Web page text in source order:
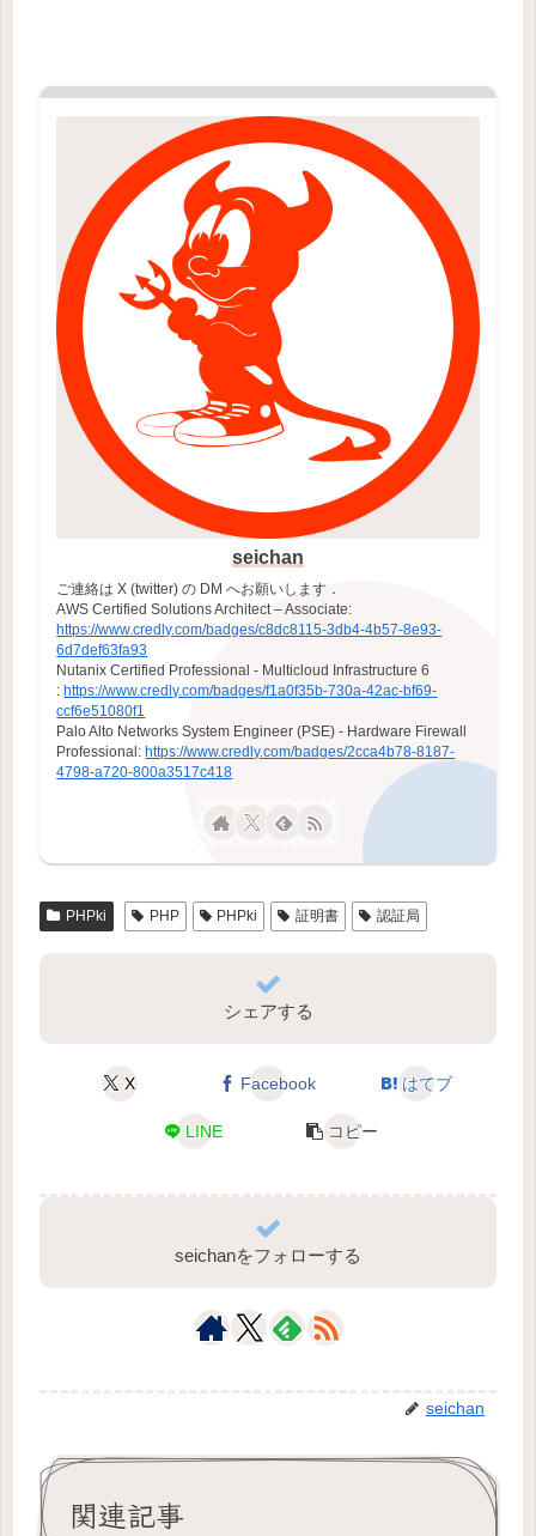
seichan
ご連絡は X (twitter) の DM へお願いします．
AWS Certified Solutions Architect – Associate:
https://www.credly.com/badges/c8dc8115-3db4-4b57-8e93-
6d7def63fa93
Nutanix Certified Professional - Multicloud Infrastructure 6
:https://www.credly.com/badges/f1a0f35b-730a-42ac-bf69-
ccf6e51080f1
Palo Alto Networks System Engineer (PSE) - Hardware Firewall
Professional:https://www.credly.com/badges/2cca4b78-8187-
4798-a720-800a3517c418
PHPki PHP PHPki 証明書 認証局
シェアする
X Facebook はてブ
LINE コピー
seichanをフォローする
seichan
関連記事